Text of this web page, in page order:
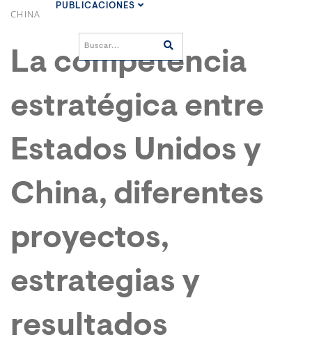
PUBLICACIONES
CHINA
La competencia
estratégica entre
Estados Unidos y
China, diferentes
proyectos,
estrategias y
resultados